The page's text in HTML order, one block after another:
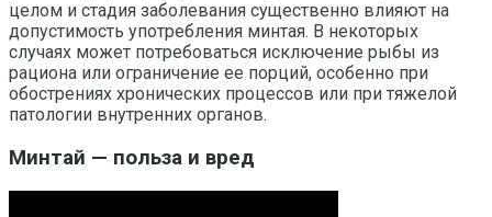
целом и стадия заболевания существенно влияют на
допустимость употребления минтая. В некоторых
случаях может потребоваться исключение рыбы из
рациона или ограничение ее порций, особенно при
обострениях хронических процессов или при тяжелой
патологии внутренних органов.
Минтай — польза и вред